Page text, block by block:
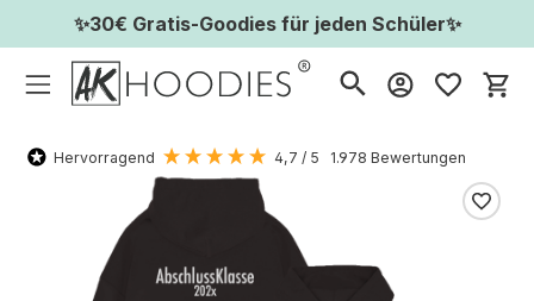
✨30€ Gratis-Goodies für jeden Schüler✨
Hervorragend 4,7 / 5 1.978 Bewertungen